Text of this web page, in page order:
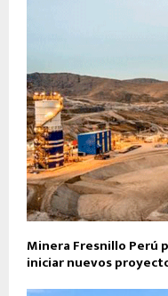
Minera Fresnillo Perú
iniciar nuevos